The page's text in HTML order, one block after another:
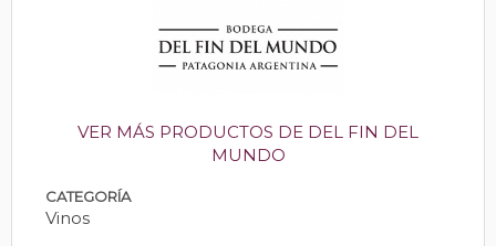
VER MÁS PRODUCTOS DE DEL FIN DEL
MUNDO
CATEGORÍA
Vinos